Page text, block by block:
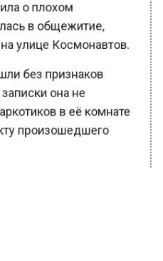
о плохом
в общежитие,
улице Космонавтов.
без признаков
она не
в её комнате
произошедшего